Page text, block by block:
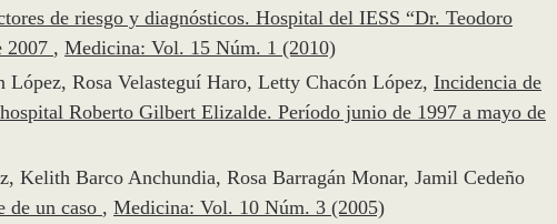
de riesgo y diagnósticos. Hospital del IESS “Dr. Teodoro
2007 , Medicina: Vol. 15 Núm. 1 (2010)
Rosa Velasteguí Haro, Letty Chacón López, Incidencia de
Roberto Gilbert Elizalde. Período junio de 1997 a mayo de
Kelith Barco Anchundia, Rosa Barragán Monar, Jamil Cedeño
de un caso , Medicina: Vol. 10 Núm. 3 (2005)